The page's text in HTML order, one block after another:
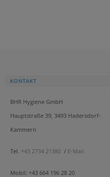
KONTAKT
BHR Hygiene GmbH
Hauptstraße 39, 3493 Hadersdorf-
Kammern
Tel. +43 2734 21380 / E-Mail
Mobil: +43 664 196 28 20